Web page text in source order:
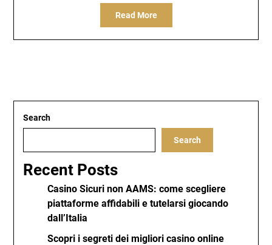
Read More
Search
Search
Recent Posts
Casino Sicuri non AAMS: come scegliere
piattaforme affidabili e tutelarsi giocando
dall’Italia
Scopri i segreti dei migliori casino online